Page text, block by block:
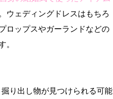
ウェディングドレスはもちろ
ロップスやガーランドなどの
。
り出し物が見つけられる可能